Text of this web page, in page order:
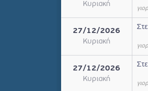
Κυριακή
27/12/2026
Κυριακή
27/12/2026
Κυριακή